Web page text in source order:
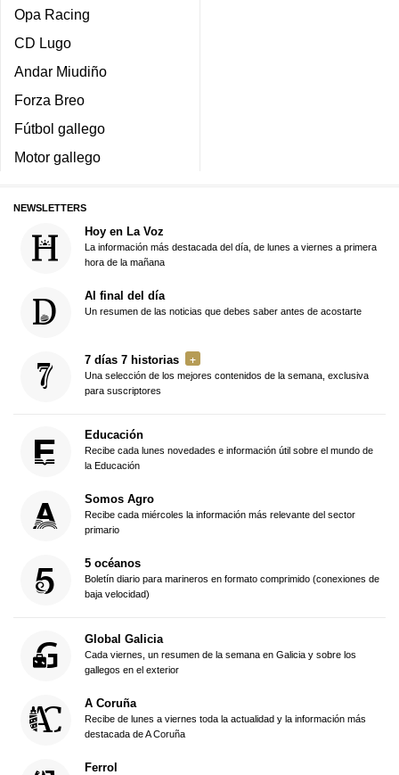
Opa Racing
CD Lugo
Andar Miudiño
Forza Breo
Fútbol gallego
Motor gallego
NEWSLETTERS
Hoy en La Voz
La información más destacada del día, de lunes a viernes a primera
hora de la mañana
Al final del día
Un resumen de las noticias que debes saber antes de acostarte
7 días 7 historias
Una selección de los mejores contenidos de la semana, exclusiva
para suscriptores
Educación
Recibe cada lunes novedades e información útil sobre el mundo de
la Educación
Somos Agro
Recibe cada miércoles la información más relevante del sector
primario
5 océanos
Boletín diario para marineros en formato comprimido (conexiones de
baja velocidad)
Global Galicia
Cada viernes, un resumen de la semana en Galicia y sobre los
gallegos en el exterior
A Coruña
Recibe de lunes a viernes toda la actualidad y la información más
destacada de A Coruña
Ferrol